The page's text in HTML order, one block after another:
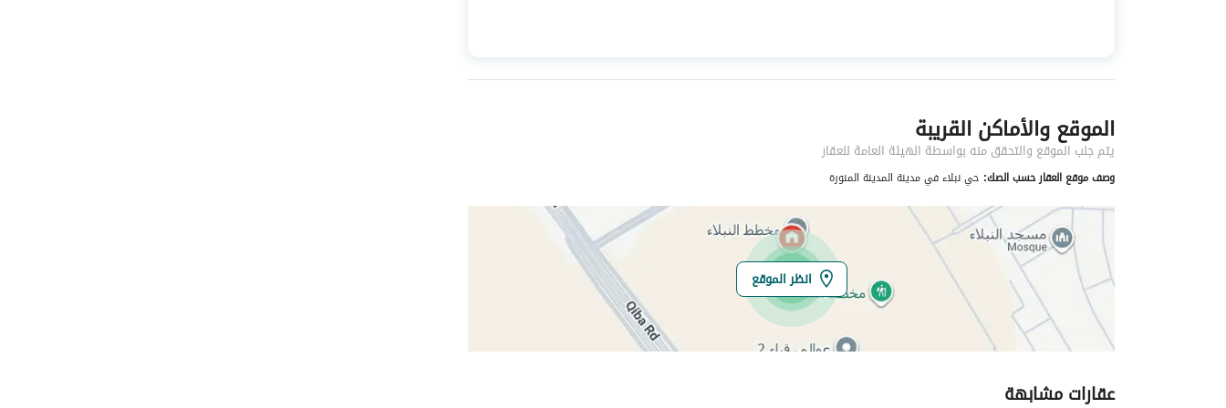
نوع العقار
ادوار
عدد الغرف
5
خدمات العقار
كهرباء نعم
تفاصيل اضافية
عمر العقار
عرض الشارع
0
هل يوجد اي التزام
على العقار ؟
الموقع والأماكن القريبة
يتم جلب الموقع والتحقق منه بواسطة الهيئة العامة للعقار
وصف موقع العقار حسب الصك: حي نبلاء في مدينة المدينة المنورة
انظر الموقع
عقارات مشابهة